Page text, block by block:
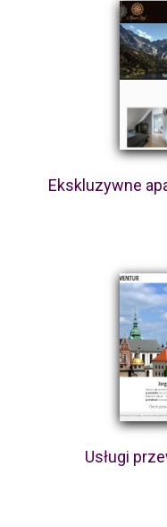
Ekskluzywne
Usługi